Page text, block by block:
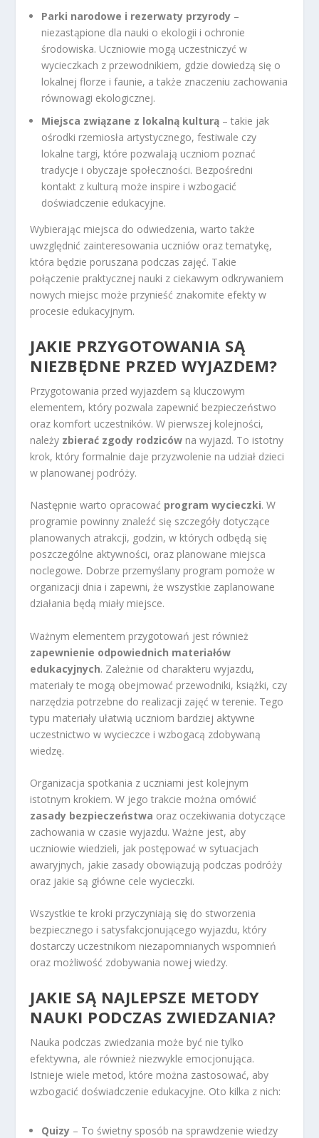
Parki narodowe i rezerwaty przyrody –
niezastąpione dla nauki o ekologii i ochronie
środowiska. Uczniowie mogą uczestniczyć w
wycieczkach z przewodnikiem, gdzie dowiedzą się o
lokalnej florze i faunie, a także znaczeniu zachowania
równowagi ekologicznej.
Miejsca związane z lokalną kulturą – takie jak
ośrodki rzemiosła artystycznego, festiwale czy
lokalne targi, które pozwalają uczniom poznać
tradycje i obyczaje społeczności. Bezpośredni
kontakt z kulturą może inspire i wzbogacić
doświadczenie edukacyjne.
Wybierając miejsca do odwiedzenia, warto także
uwzględnić zainteresowania uczniów oraz tematykę,
która będzie poruszana podczas zajęć. Takie
połączenie praktycznej nauki z ciekawym odkrywaniem
nowych miejsc może przynieść znakomite efekty w
procesie edukacyjnym.
JAKIE PRZYGOTOWANIA SĄ
NIEZBĘDNE PRZED WYJAZDEM?
Przygotowania przed wyjazdem są kluczowym
elementem, który pozwala zapewnić bezpieczeństwo
oraz komfort uczestników. W pierwszej kolejności,
należy zbierać zgody rodziców na wyjazd. To istotny
krok, który formalnie daje przyzwolenie na udział dzieci
w planowanej podróży.
Następnie warto opracować program wycieczki. W
programie powinny znaleźć się szczegóły dotyczące
planowanych atrakcji, godzin, w których odbędą się
poszczególne aktywności, oraz planowane miejsca
noclegowe. Dobrze przemyślany program pomoże w
organizacji dnia i zapewni, że wszystkie zaplanowane
działania będą miały miejsce.
Ważnym elementem przygotowań jest również
zapewnienie odpowiednich materiałów
edukacyjnych. Zależnie od charakteru wyjazdu,
materiały te mogą obejmować przewodniki, książki, czy
narzędzia potrzebne do realizacji zajęć w terenie. Tego
typu materiały ułatwią uczniom bardziej aktywne
uczestnictwo w wycieczce i wzbogacą zdobywaną
wiedzę.
Organizacja spotkania z uczniami jest kolejnym
istotnym krokiem. W jego trakcie można omówić
zasady bezpieczeństwa oraz oczekiwania dotyczące
zachowania w czasie wyjazdu. Ważne jest, aby
uczniowie wiedzieli, jak postępować w sytuacjach
awaryjnych, jakie zasady obowiązują podczas podróży
oraz jakie są główne cele wycieczki.
Wszystkie te kroki przyczyniają się do stworzenia
bezpiecznego i satysfakcjonującego wyjazdu, który
dostarczy uczestnikom niezapomnianych wspomnień
oraz możliwość zdobywania nowej wiedzy.
JAKIE SĄ NAJLEPSZE METODY
NAUKI PODCZAS ZWIEDZANIA?
Nauka podczas zwiedzania może być nie tylko
efektywna, ale również niezwykle emocjonująca.
Istnieje wiele metod, które można zastosować, aby
wzbogacić doświadczenie edukacyjne. Oto kilka z nich:
Quizy – To świetny sposób na sprawdzenie wiedzy